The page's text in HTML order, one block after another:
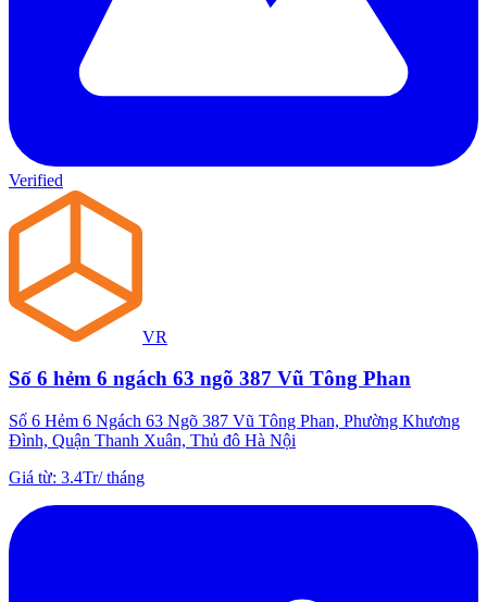
Verified
VR
Số 6 hẻm 6 ngách 63 ngõ 387 Vũ Tông Phan
Số 6 Hẻm 6 Ngách 63 Ngõ 387 Vũ Tông Phan, Phường Khương
Đình, Quận Thanh Xuân, Thủ đô Hà Nội
Giá từ: 3.4Tr/tháng